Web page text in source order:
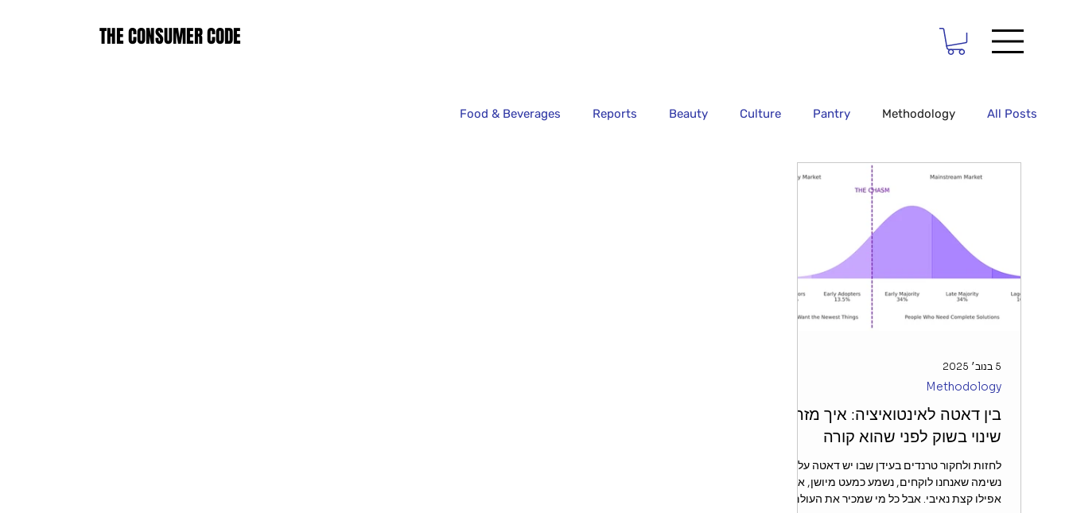
THE CONSUMER CODE
All Posts
Methodology
Pantry
Culture
Beauty
Reports
Food & Beverages
בין דאטה לאינטואיציה: איך מזהים
שינוי בשוק לפני שהוא קורה
לחזות ולחקור טרנדים בעידן שבו יש דאטה על כל
נשימה שאנחנו לוקחים, נשמע כמעט מיושן, אולי
אפילו קצת נאיבי. אבל כל מי שמכיר את העולם
Methodology
5 בנוב׳ 2025